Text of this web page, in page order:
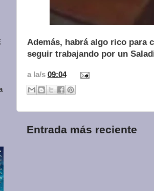
Además, habrá algo rico para
seguir trabajando por un
a la/s 09:04
Entrada más reciente